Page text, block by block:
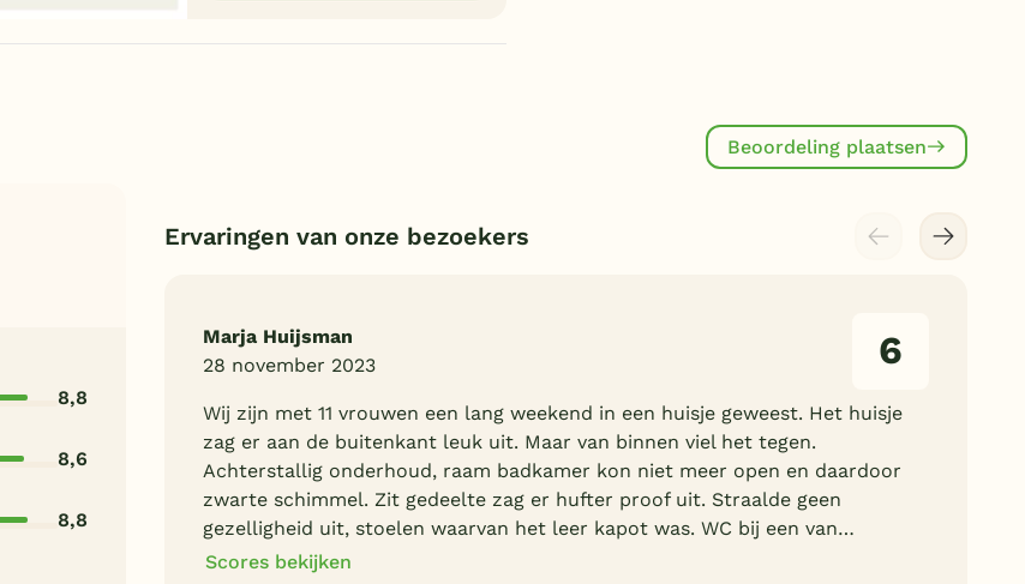
Beoordeling plaatsen
8,8
8,6
8,8
Ervaringen van onze bezoekers
Marja Huijsman
28 november 2023
6
Wij zijn met 11 vrouwen een lang weekend in een huisje geweest. Het huisje
zag er aan de buitenkant leuk uit. Maar van binnen viel het tegen.
Achterstallig onderhoud, raam badkamer kon niet meer open en daardoor
zwarte schimmel. Zit gedeelte zag er hufter proof uit. Straalde geen
gezelligheid uit, stoelen waarvan het leer kapot was. WC bij een van…
Scores bekijken